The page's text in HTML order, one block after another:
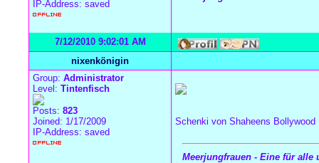
IP-Address: saved
7/12/2010 9:02:01 AM
nixenkönigin
Group: Administrator
Level: Tintenfisch
Posts: 823
Joined: 1/17/2009
IP-Address: saved
Schenki von Shaheens Bollywood
Meerjungfrauen - Eine für alle